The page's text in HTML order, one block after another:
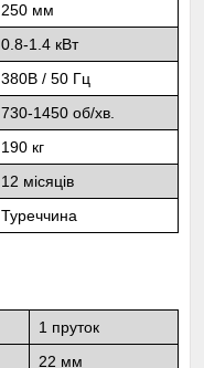
250 мм
0.8-1.4 кВт
380В / 50 Гц
730-1450 об/хв.
190 кг
12 місяців
Туреччина
1 пруток
22 мм